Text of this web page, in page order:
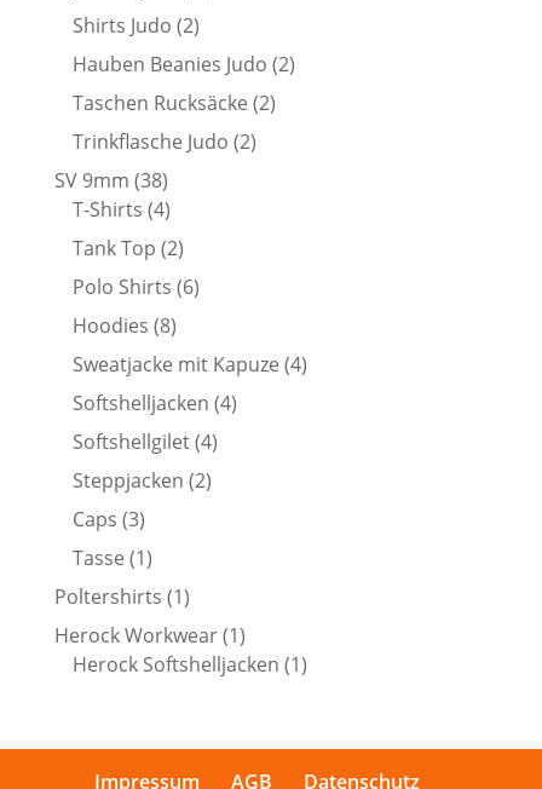
Shirts Judo 22
Produkte
Hauben Beanies Judo 22
Taschen Rucksäcke 22
Trinkflasche Judo 22
SV 9mm 3838
Produkte
T-Shirts 44
Produkte
Tank Top 22
Produkte
Polo Shirts 66
Hoodies 88
Produkte
Sweatjacke mit Kapuze 44
Softshelljacken 44
Softshellgilet 44
Steppjacken 22
Caps 33
Produkte
Tasse 11
Produkt
Poltershirts 11
Produkt
Herock Workwear 11
Produkt
Herock Softshelljacken 11
Impressum AGB Datenschutz